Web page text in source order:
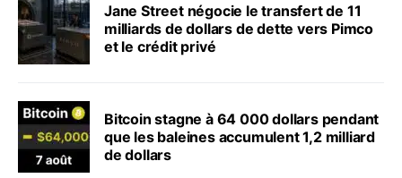
Jane Street négocie le transfert de 11
milliards de dollars de dette vers Pimco
et le crédit privé
Bitcoin stagne à 64 000 dollars pendant
que les baleines accumulent 1,2 milliard
de dollars